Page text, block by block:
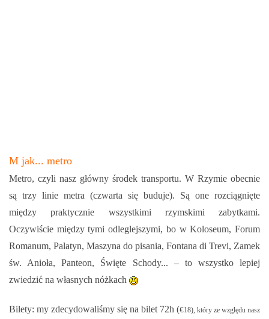
M jak... metro
Metro, czyli nasz główny środek transportu. W Rzymie obecnie
są trzy linie metra (czwarta się buduje). Są one rozciągnięte
między praktycznie wszystkimi rzymskimi zabytkami.
Oczywiście między tymi odleglejszymi, bo w Koloseum, Forum
Romanum, Palatyn, Maszyna do pisania, Fontana di Trevi, Zamek
św. Anioła, Panteon, Święte Schody... – to wszystko lepiej
zwiedzić na własnych nóżkach
Bilety: my zdecydowaliśmy się na bilet 72h (€18), który ze względu nasz